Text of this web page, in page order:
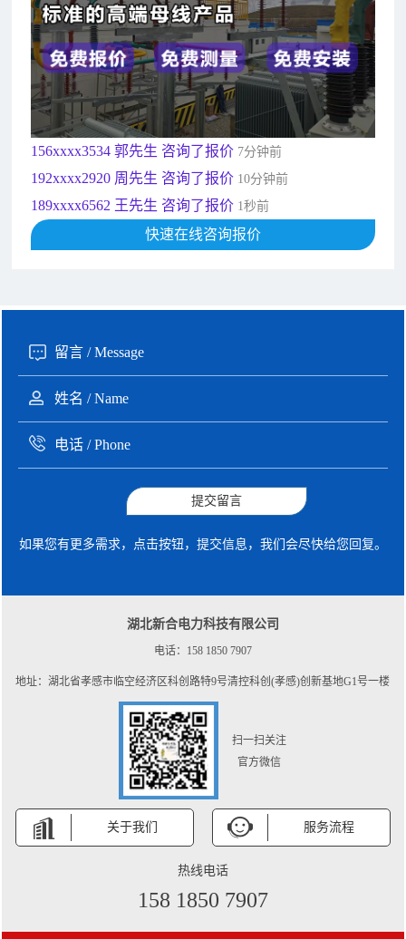
189xxxx6562 王先生 咨询了报价1秒前
190xxxx3508 徐女士 咨询了报价5秒前
135xxxx6654 张先生 咨询了报价1分钟前
181xxxx7531 苟先生 咨询了报价
182xxxx4350 秦女士 咨询了报价7分钟前
156xxxx3534 郭先生 咨询了报价 7分钟前
192xxxx2920 周先生 咨询了报价 10分钟前
189xxxx6562 王先生 咨询了报价 1秒前
190xxxx3508 徐女士 咨询了报价5秒前
快速在线咨询报价
提交留言
如果您有更多需求，点击按钮，提交信息，我们会尽快给您回复。
湖北新合电力科技有限公司
电话：158 1850 7907
地址：湖北省孝感市临空经济区科创路特9号清控科创(孝感)创新基地G1号一楼
扫一扫关注
官方微信
关于我们 服务流程
热线电话
158 1850 7907